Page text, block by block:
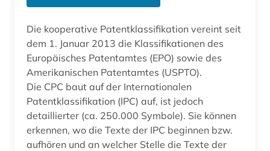
Die kooperative Patentklassifikation vereint seit
dem 1. Januar 2013 die Klassifikationen des
Europäisches Patentamtes (EPO) sowie des
Amerikanischen Patentamtes (USPTO).
Die CPC baut auf der Internationalen
Patentklassifikation (IPC) auf, ist jedoch
detaillierter (ca. 250.000 Symbole). Sie können
erkennen, wo die Texte der IPC beginnen bzw.
aufhören und an welcher Stelle die Texte der